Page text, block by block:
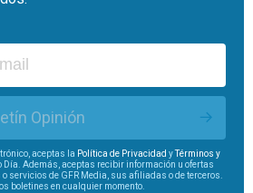
Opinión
aceptas la Política de Privacidad yTérminos y
Día. Además, aceptas recibir información u ofertas
servicios de GFR Media, sus afiliadas o de terceros.
boletines en cualquier momento.